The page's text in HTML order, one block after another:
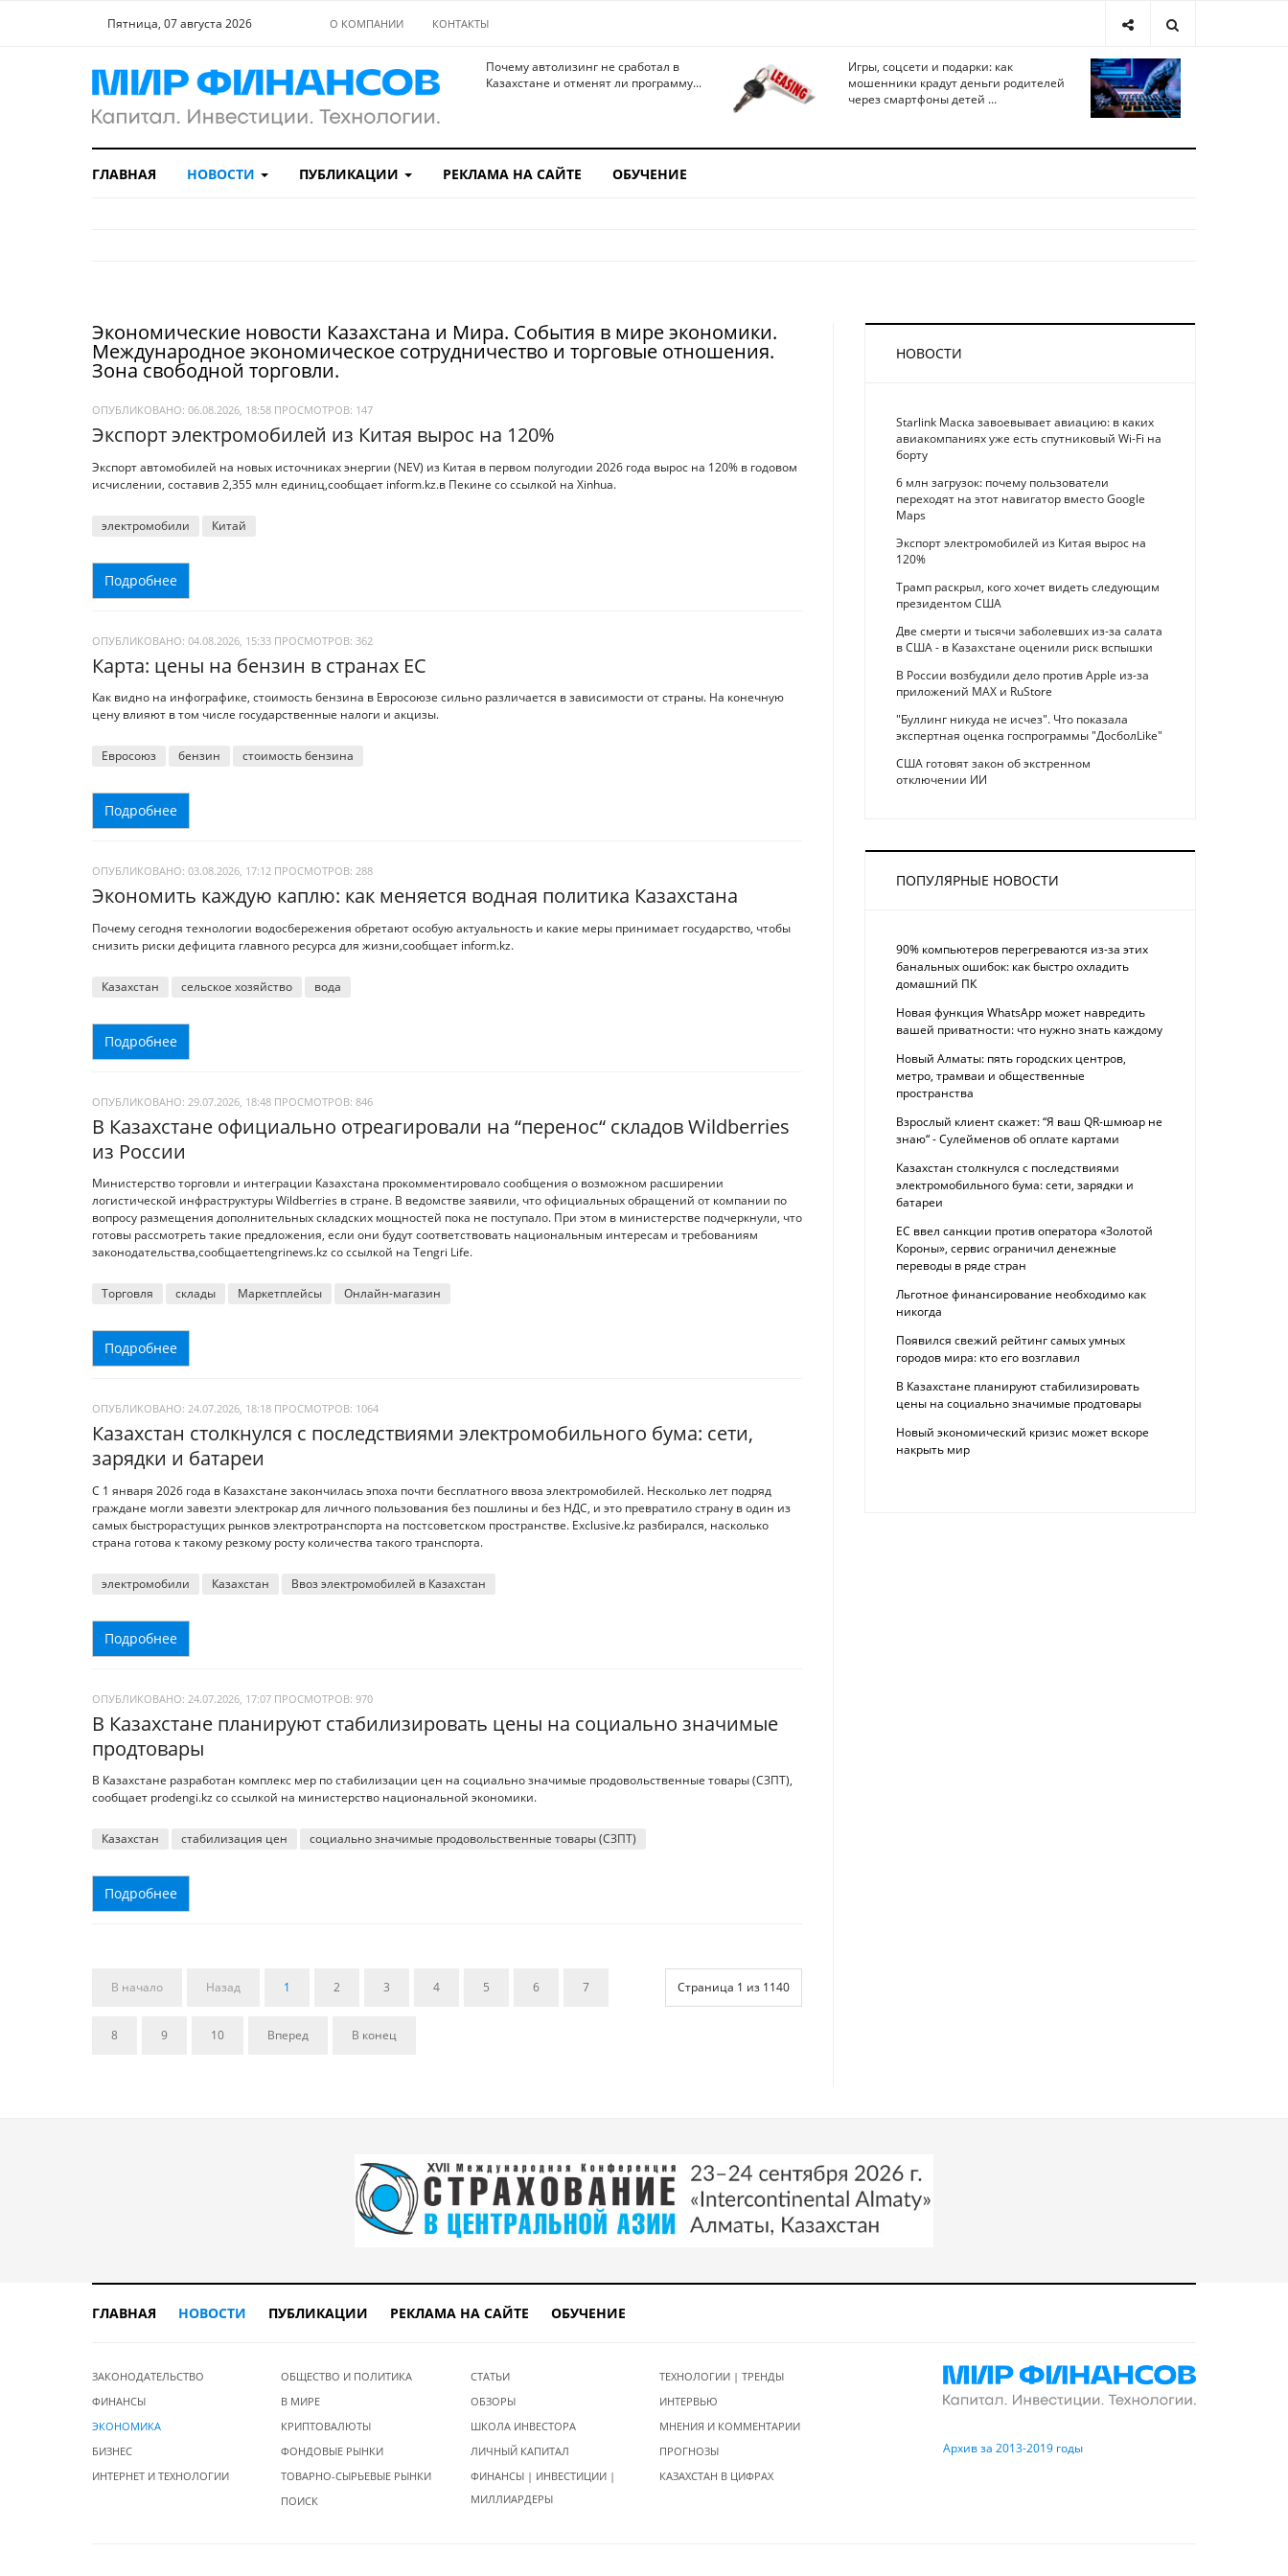
Пятница, 07 августа 2026 О КОМПАНИИ КОНТАКТЫ
Почему автолизинг не сработал в
Казахстане и отменят ли программу...
Игры, соцсети и подарки: как
мошенники крадут деньги родителей
через смартфоны детей ...
ГЛАВНАЯ НОВОСТИ ПУБЛИКАЦИИ РЕКЛАМА НА САЙТЕ ОБУЧЕНИЕ
Экономические новости Казахстана и Мира. События в мире экономики.
Международное экономическое сотрудничество и торговые отношения.
Зона свободной торговли.
ОПУБЛИКОВАНО: 06.08.2026, 18:58 ПРОСМОТРОВ: 147
Экспорт электромобилей из Китая вырос на 120%
Экспорт автомобилей на новых источниках энергии (NEV) из Китая в первом полугодии 2026 года вырос на 120% в годовом
исчислении, составив 2,355 млн единиц,сообщает inform.kz.в Пекине со ссылкой на Xinhua.
электромобили Китай
Подробнее
ОПУБЛИКОВАНО: 04.08.2026, 15:33 ПРОСМОТРОВ: 362
Карта: цены на бензин в странах ЕС
Как видно на инфографике, стоимость бензина в Евросоюзе сильно различается в зависимости от страны. На конечную
цену влияют в том числе государственные налоги и акцизы.
Евросоюз бензин стоимость бензина
Подробнее
ОПУБЛИКОВАНО: 03.08.2026, 17:12 ПРОСМОТРОВ: 288
Экономить каждую каплю: как меняется водная политика Казахстана
Почему сегодня технологии водосбережения обретают особую актуальность и какие меры принимает государство, чтобы
снизить риски дефицита главного ресурса для жизни,сообщает inform.kz.
Казахстан сельское хозяйство вода
Подробнее
ОПУБЛИКОВАНО: 29.07.2026, 18:48 ПРОСМОТРОВ: 846
В Казахстане официально отреагировали на “перенос“ складов Wildberries
из России
Министерство торговли и интеграции Казахстана прокомментировало сообщения о возможном расширении
логистической инфраструктуры Wildberries в стране. В ведомстве заявили, что официальных обращений от компании по
вопросу размещения дополнительных складских мощностей пока не поступало. При этом в министерстве подчеркнули, что
готовы рассмотреть такие предложения, если они будут соответствовать национальным интересам и требованиям
законодательства,сообщаетtengrinews.kz со ссылкой на Tengri Life.
Торговля склады Маркетплейсы Онлайн-магазин
Подробнее
ОПУБЛИКОВАНО: 24.07.2026, 18:18 ПРОСМОТРОВ: 1064
Казахстан столкнулся с последствиями электромобильного бума: сети,
зарядки и батареи
С 1 января 2026 года в Казахстане закончилась эпоха почти бесплатного ввоза электромобилей. Несколько лет подряд
граждане могли завезти электрокар для личного пользования без пошлины и без НДС, и это превратило страну в один из
самых быстрорастущих рынков электротранспорта на постсоветском пространстве. Exclusive.kz разбирался, насколько
страна готова к такому резкому росту количества такого транспорта.
электромобили Казахстан Ввоз электромобилей в Казахстан
Подробнее
ОПУБЛИКОВАНО: 24.07.2026, 17:07 ПРОСМОТРОВ: 970
В Казахстане планируют стабилизировать цены на социально значимые
продтовары
В Казахстане разработан комплекс мер по стабилизации цен на социально значимые продовольственные товары (СЗПТ),
сообщает prodengi.kz со ссылкой на министерство национальной экономики.
Казахстан стабилизация цен социально значимые продовольственные товары (СЗПТ)
Подробнее
Страница 1 из 1140
В начало Назад 1 2 3 4 5 6 7
8 9 10 Вперед В конец
НОВОСТИ
Starlink Маска завоевывает авиацию: в каких
авиакомпаниях уже есть спутниковый Wi-Fi на
борту
6 млн загрузок: почему пользователи
переходят на этот навигатор вместо Google
Maps
Экспорт электромобилей из Китая вырос на
120%
Трамп раскрыл, кого хочет видеть следующим
президентом США
Две смерти и тысячи заболевших из-за салата
в США - в Казахстане оценили риск вспышки
В России возбудили дело против Apple из-за
приложений MAX и RuStore
"Буллинг никуда не исчез". Что показала
экспертная оценка госпрограммы "ДосболLike"
США готовят закон об экстренном
отключении ИИ
ПОПУЛЯРНЫЕ НОВОСТИ
90% компьютеров перегреваются из-за этих
банальных ошибок: как быстро охладить
домашний ПК
Новая функция WhatsApp может навредить
вашей приватности: что нужно знать каждому
Новый Алматы: пять городских центров,
метро, трамваи и общественные
пространства
Взрослый клиент скажет: “Я ваш QR-шмюар не
знаю“ - Сулейменов об оплате картами
Казахстан столкнулся с последствиями
электромобильного бума: сети, зарядки и
батареи
ЕС ввел санкции против оператора «Золотой
Короны», сервис ограничил денежные
переводы в ряде стран
Льготное финансирование необходимо как
никогда
Появился свежий рейтинг самых умных
городов мира: кто его возглавил
В Казахстане планируют стабилизировать
цены на социально значимые продтовары
Новый экономический кризис может вскоре
накрыть мир
ГЛАВНАЯ НОВОСТИ ПУБЛИКАЦИИ РЕКЛАМА НА САЙТЕ ОБУЧЕНИЕ
ЗАКОНОДАТЕЛЬСТВО
ФИНАНСЫ
ЭКОНОМИКА
БИЗНЕС
ИНТЕРНЕТ И ТЕХНОЛОГИИ
ОБЩЕСТВО И ПОЛИТИКА
В МИРЕ
КРИПТОВАЛЮТЫ
ФОНДОВЫЕ РЫНКИ
ТОВАРНО-СЫРЬЕВЫЕ РЫНКИ
ПОИСК
СТАТЬИ
ОБЗОРЫ
ШКОЛА ИНВЕСТОРА
ЛИЧНЫЙ КАПИТАЛ
ФИНАНСЫ | ИНВЕСТИЦИИ |
МИЛЛИАРДЕРЫ
ТЕХНОЛОГИИ | ТРЕНДЫ
ИНТЕРВЬЮ
МНЕНИЯ И КОММЕНТАРИИ
ПРОГНОЗЫ
КАЗАХСТАН В ЦИФРАХ
Архив за 2013-2019 годы